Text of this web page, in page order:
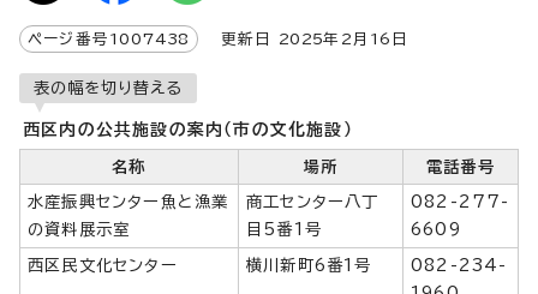
ページ番号 1007438 更新日 2025年2月 16 日
表の幅を切り替える
西区内の公共施設の案内（市の文化施設）
名称 場所 電話番号
水産振興センター魚と漁業
の資料展示室
商工センター八丁
目5番1号
082-277-
6609
西区民文化センター 横川新町6番1号
082-234-